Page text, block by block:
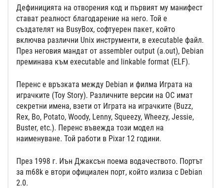
Дефиницията на отворения код и първият му манифест
стават реалност благодарение на него. Той е
създателят на BusyBox, софтуерен пакет, който
включва различни Unix инструменти, в executable файл.
През неговия мандат от assembler output (a.out), Debian
преминава към executable and linkable format (ELF).
Перенс е връзката между Debian и филма Играта на
играчките (Toy Story). Различните версии на ОС имат
секретни имена, взети от Играта на играчките (Buzz,
Rex, Bo, Potato, Woody, Lenny, Squeezy, Wheezy, Jessie,
Buster, etc.). Перенс въвежда този модел на
наименуване. Той работи в Pixar 12 години.
През 1998 г. Иън Джаксън поема водачеството. Портът
за m68k е втори официален порт, който излиза с Debian
2.0.